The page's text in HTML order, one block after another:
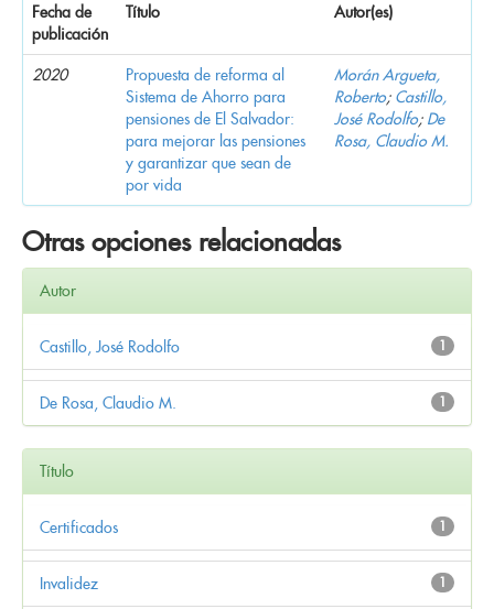
Fecha de
publicación
Título Autor(es)
2020
Propuesta de reforma al
Sistema de Ahorro para
pensiones de El Salvador:
para mejorar las pensiones
y garantizar que sean de
por vida
Morán Argueta,
Roberto; Castillo,
José Rodolfo; De
Rosa, Claudio M.
Otras opciones relacionadas
Autor
1
Castillo, José Rodolfo
1
De Rosa, Claudio M.
Título
1
Certificados
1
Invalidez